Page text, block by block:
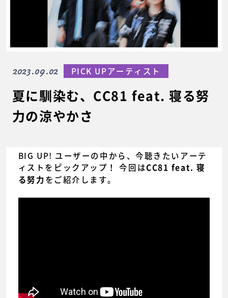
夏に馴染む、CC81 feat. 寝る努
力の涼やかさ
2023.09.02 PICK UPアーティスト
BIG UP! ユーザーの中から、今聴きたいアーテ
ィストをピックアップ！ 今回はCC81 feat. 寝
る努力 をご紹介します。